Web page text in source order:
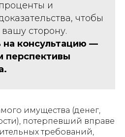
и
чтобы
сторону.
на консультацию —
перспективы
имущества (денег,
потерпевший вправе
требований,